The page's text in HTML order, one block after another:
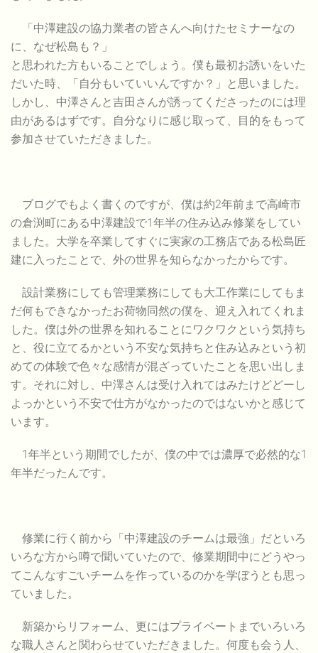
「中澤建設の協力業者の皆さんへ向けたセミナーなの
に、なぜ松島も？」
と思われた方もいることでしょう。僕も最初お誘いをいた
だいた時、「自分もいていいんですか？」と思いました。
しかし、中澤さんと吉田さんが誘ってくださったのには理
由があるはずです。自分なりに感じ取って、目的をもって
参加させていただきました。
ブログでもよく書くのですが、僕は約2年前まで高崎市
の倉渕町にある中澤建設で1年半の住み込み修業をしてい
ました。大学を卒業してすぐに実家の工務店である松島匠
建に入ったことで、外の世界を知らなかったからです。
設計業務にしても管理業務にしても大工作業にしてもま
だ何もできなかったお荷物同然の僕を、迎え入れてくれま
した。僕は外の世界を知れることにワクワクという気持ち
と、役に立てるかという不安な気持ちと住み込みという初
めての体験で色々な感情が混ざっていたことを思い出しま
す。それに対し、中澤さんは受け入れてはみたけどどーし
よっかという不安で仕方がなかったのではないかと感じて
います。
1年半という期間でしたが、僕の中では濃厚で必然的な1
年半だったんです。
修業に行く前から「中澤建設のチームは最強」だといろ
いろな方から噂で聞いていたので、修業期間中にどうやっ
てこんなすごいチームを作っているのかを学ぼうとも思っ
ていました。
新築からリフォーム、更にはプライベートまでいろいろ
な職人さんと関わらせていただきました。何度も会う人、